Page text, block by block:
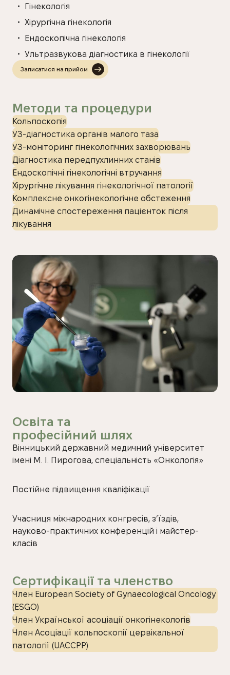
Гінекологія
Хірургічна гінекологія
Ендоскопічна гінекологія
Ультразвукова діагностика в гінекології
Записатися на прийом
Методи та процедури
Кольпоскопія
УЗ-діагностика органів малого таза
УЗ-моніторинг гінекологічних захворювань
Діагностика передпухлинних станів
Ендоскопічні гінекологічні втручання
Хірургічне лікування гінекологічної патології
Комплексне онкогінекологічне обстеження
Динамічне спостереження пацієнток після
лікування
Освіта та
професійний шлях
Вінницький державний медичний університет
імені М. І. Пирогова, спеціальність «Онкологія»
Постійне підвищення кваліфікації
Учасниця міжнародних конгресів, з’їздів,
науково-практичних конференцій і майстер-
класів
Сертифікації та членство
Член European Society of Gynaecological Oncology
(ESGO)
Член Української асоціації онкогінекологів
Член Асоціації кольпоскопії цервікальної
патології (UACCPP)